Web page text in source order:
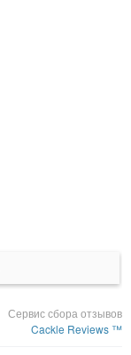
Сервис сбора отзывов
Cackle Reviews ™